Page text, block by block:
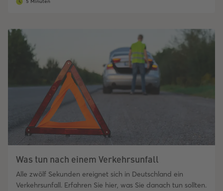
Was tun nach einem Verkehrsunfall
Alle zwölf Sekunden ereignet sich in Deutschland ein
Verkehrsunfall. Erfahren Sie hier, was Sie danach tun sollten.